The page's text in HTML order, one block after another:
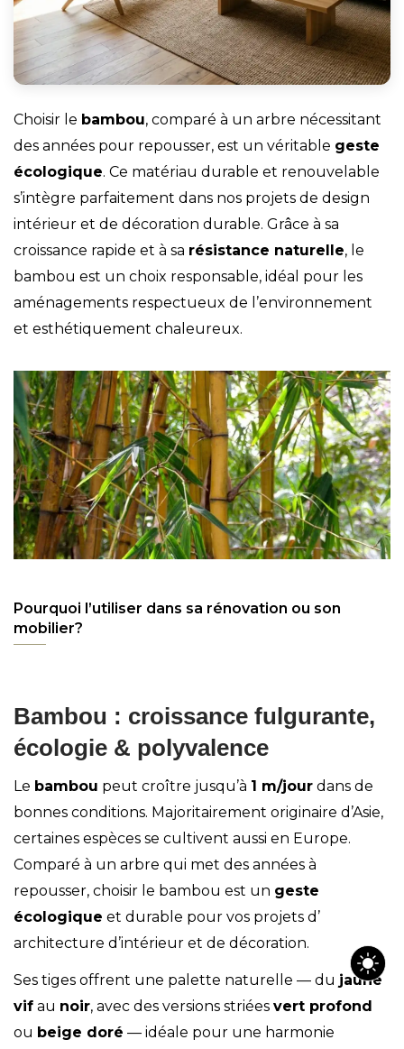
Choisir le bambou, comparé à un arbre nécessitant
des années pour repousser, est un véritable geste
écologique. Ce matériau durable et renouvelable
s’intègre parfaitement dans nos projets de design
intérieur et de décoration durable. Grâce à sa
croissance rapide et à sa résistance naturelle, le
bambou est un choix responsable, idéal pour les
aménagements respectueux de l’environnement
et esthétiquement chaleureux.
Pourquoi l’utiliser dans sa rénovation ou son
mobilier?
Bambou : croissance fulgurante,
écologie & polyvalence
Le bambou peut croître jusqu’à 1 m/jour dans de
bonnes conditions. Majoritairement originaire d’Asie,
certaines espèces se cultivent aussi en Europe.
Comparé à un arbre qui met des années à
repousser, choisir le bambou est un geste
écologique et durable pour vos projets d’
architecture d’intérieur et de décoration.
Ses tiges offrent une palette naturelle — du jaune
vif au noir, avec des versions striées vert profond
ou beige doré — idéale pour une harmonie